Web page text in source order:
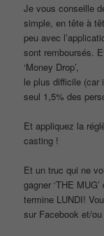
Je vous conseille
simple, en tête à
peu avec
sont remboursés.
‘Money Drop’,
le plus difficile (car
seul 1,5% des
Et appliquez la
casting !
Et un truc qui ne
gagner ‘THE
termine LUNDI!
sur Facebook et/